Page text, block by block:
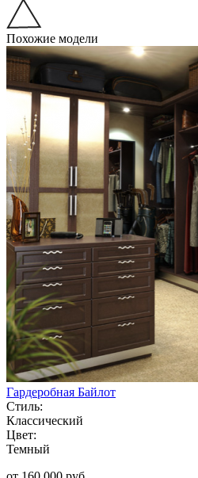
Похожие модели
Гардеробная Байлот
Стиль:
Классический
Цвет:
Темный